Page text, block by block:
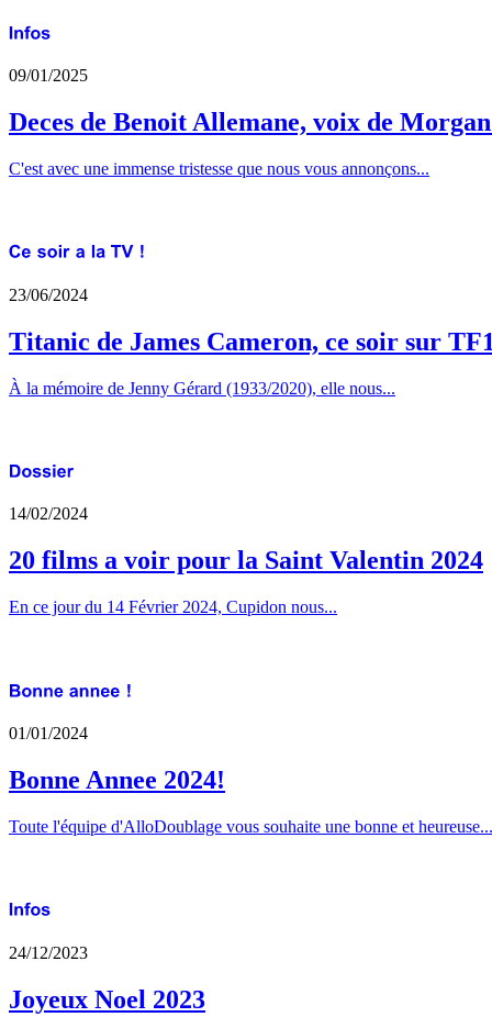
09/01/2025
Deces de Benoit Allemane, voix de
C'est avec une immense tristesse que nous vous annonçons...
23/06/2024
Titanic de James Cameron, ce soir sur
À la mémoire de Jenny Gérard (1933/2020), elle nous...
14/02/2024
20 films a voir pour la Saint Valentin 2024
En ce jour du 14 Février 2024, Cupidon nous...
01/01/2024
Bonne Annee 2024!
Toute l'équipe d'AlloDoublage vous souhaite une bonne et heureuse...
24/12/2023
Joyeux Noel 2023